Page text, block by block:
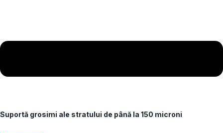
Suportă grosimi ale stratului de până la 150 microni